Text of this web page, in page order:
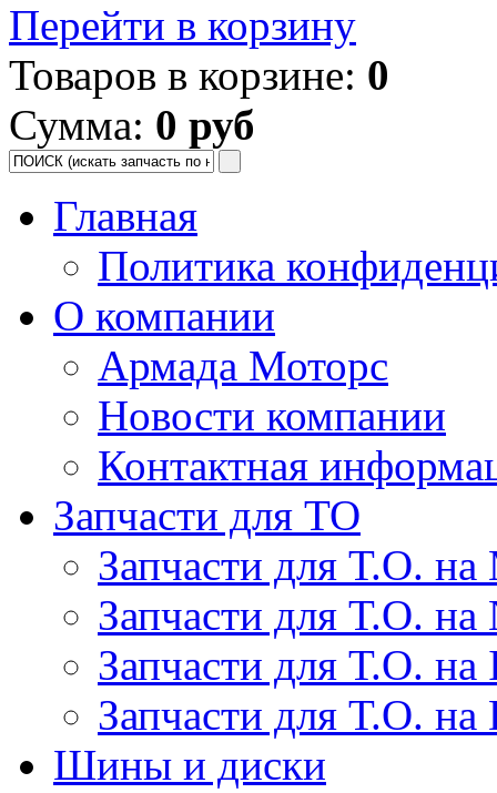
Перейти в корзину
Товаров в корзине: 0
Сумма: 0 руб
Главная
Политика
О компании
Армада Моторс
Новости компании
Контактная
Запчасти для ТО
Запчасти для Т.О. на
Запчасти для Т.О. на
Запчасти для Т.О.
Запчасти для Т.О. на
Шины и диски